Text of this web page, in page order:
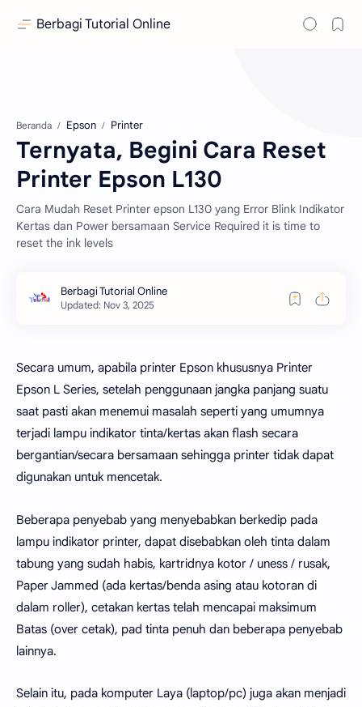
Berbagi Tutorial Online
Beranda Epson Printer
Ternyata, Begini Cara Reset
Printer Epson L130
Cara Mudah Reset Printer epson L130 yang Error Blink Indikator
Kertas dan Power bersamaan Service Required it is time to
reset the ink levels
Secara umum, apabila printer Epson khususnya Printer
Epson L Series, setelah penggunaan jangka panjang suatu
saat pasti akan menemui masalah seperti yang umumnya
terjadi lampu indikator tinta/kertas akan flash secara
bergantian/secara bersamaan sehingga printer tidak dapat
digunakan untuk mencetak.
Beberapa penyebab yang menyebabkan berkedip pada
lampu indikator printer, dapat disebabkan oleh tinta dalam
tabung yang sudah habis, kartridnya kotor / uness / rusak,
Paper Jammed (ada kertas/benda asing atau kotoran di
dalam roller), cetakan kertas telah mencapai maksimum
Batas (over cetak), pad tinta penuh dan beberapa penyebab
lainnya.
Selain itu, pada komputer Laya (laptop/pc) juga akan menjadi